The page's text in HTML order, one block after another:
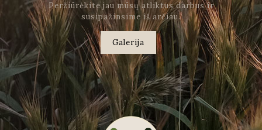
Peržiūrėkite jau mūsų atliktus darbus ir
susipažinsime iš arčiau.
Galerija